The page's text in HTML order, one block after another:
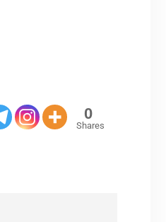
0
Shares